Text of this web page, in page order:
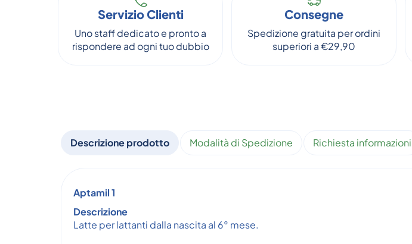
Servizio Clienti
Uno staff dedicato e pronto a
rispondere ad ogni tuo dubbio
Consegne
Spedizione gratuita per ordini
superiori a €29,90
Descrizione prodotto Modalità di Spedizione Richiesta informazioni
Aptamil 1
Descrizione
Latte per lattanti dalla nascita al 6° mese.